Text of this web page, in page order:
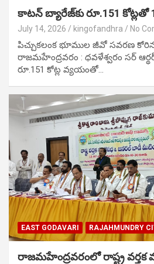
కాటన్ బ్యారేజ్‌కు రూ.151 కోట్లతో
July 14, 2026 kingofandhra No
పిచ్చుకలంక భూముల జీవో సవరణ కోరిన
రాజమహేంద్రవరం : ధవళేశ్వరం సర్
రూ.151 కోట్ల వ్యయంతో…
EAST GODAVARI RAJAHMUNDRY
రాజమహేంద్రవరంలో రాష్ట్ర